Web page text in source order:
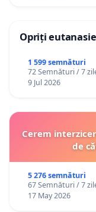
Opriți
1 599 semnături
72 Semnături / 7
9 Jul 2026
Cerem
de
5 276 semnături
67 Semnături / 7
17 May 2026